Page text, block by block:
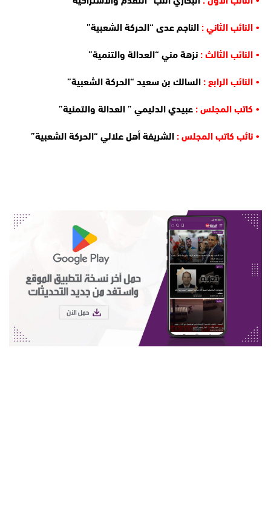
• النائب الثاني :الناجم عدى “الحركة الشعبية”
• النائب الثالث :نزهة مني “العدالة والتنمية”
• النائب الرابع :السالك بن سعيد “الحركة الشعبية”
• كاتب المجلس :عبيدي الدليمي ” العدالة والتمنية”
• نائب كاتب المجلس :الشريفة أهل علالي “الحركة الشعبية”